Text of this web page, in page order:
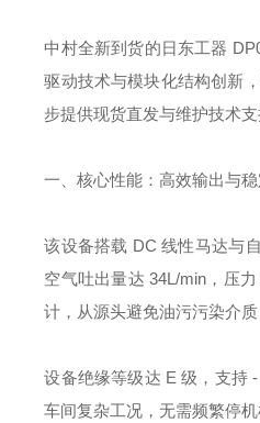
中村全新到货的日东工器
驱动技术与模块化结构创新
步提供现货直发与维护技术
一、核心性能：高效输出与
该设备搭载 DC 线性马达与
空气吐出量达 34L/min，压
计，从源头避免油污污染介
设备绝缘等级达 E 级，支持
车间复杂工况，无需频繁停机